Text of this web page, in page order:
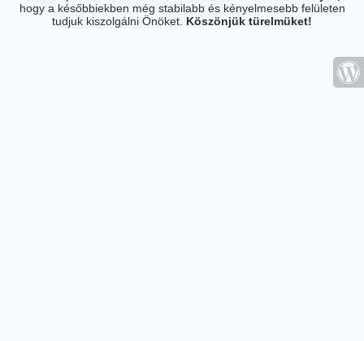
hogy a későbbiekben még stabilabb és kényelmesebb felületen
tudjuk kiszolgálni Önöket. Köszönjük türelmüket!